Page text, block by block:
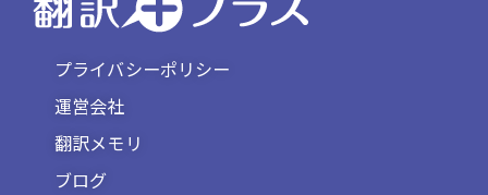
プライバシーポリシー
運営会社
翻訳メモリ
ブログ